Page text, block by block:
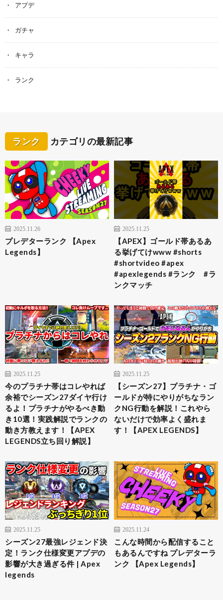
アプデ
ガチャ
キャラ
ランク
ランク カテゴリの最新記事
2025.11.26
プレデターランク 【Apex
Legends】
2025.11.25
【APEX】ゴールド帯あるあ
る挙げてけwww #shorts
#shortvideo #apex
#apexlegends #ランク #ラ
ンクマッチ
2025.11.25
今のプラチナ帯はコレやれば
余裕でシーズン27ダイヤ行け
るよ！プラチナがやるべき動
き10選！実践解説でランクの
動き方教えます！【APEX
LEGENDS立ち回り解説】
2025.11.25
【シーズン27】プラチナ・ゴ
ールドが特にやりがちなラン
クNG行動を解説！これやら
ないだけで効率よく盛れま
す！【APEX LEGENDS】
2025.11.25
シーズン27最強レジェンド決
定！ランク仕様変更アプデの
影響が大き過ぎる件 | Apex
legends
2025.11.24
こんな時間から配信すること
もあるんですね プレデターラ
ンク 【Apex Legends】